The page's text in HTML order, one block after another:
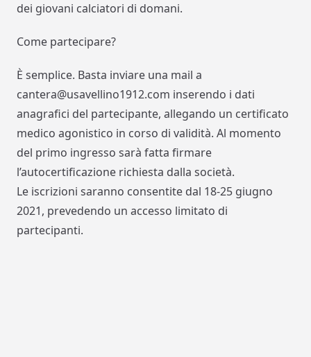
dei giovani calciatori di domani.
Come partecipare?
È semplice. Basta inviare una mail a
cantera@usavellino1912.com inserendo i dati
anagrafici del partecipante, allegando un certificato
medico agonistico in corso di validità. Al momento
del primo ingresso sarà fatta firmare
l’autocertificazione richiesta dalla società.
Le iscrizioni saranno consentite dal 18-25 giugno
2021, prevedendo un accesso limitato di
partecipanti.